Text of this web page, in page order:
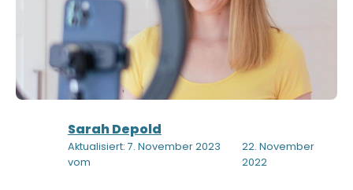
Sarah Depold
Aktualisiert: 7. November 2023
vom
22. November
2022